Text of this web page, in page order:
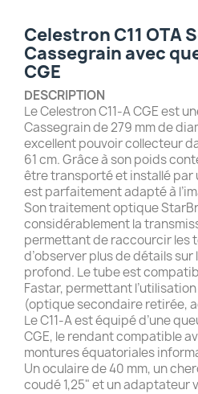
Celestron C11 OTA
Cassegrain avec
CGE
DESCRIPTION
Le Celestron C11-A CGE est
Cassegrain de 279 mm de
excellent pouvoir collecteur
61 cm. Grâce à son poids
être transporté et installé par
est parfaitement adapté à
Son traitement optique
considérablement la
permettant de raccourcir les
d’observer plus de détails
profond. Le tube est
Fastar, permettant
(optique secondaire retirée,
Le C11-A est équipé d’une
CGE, le rendant compatible
montures équatoriales
Un oculaire de 40 mm, un
coudé 1,25" et un adaptateur